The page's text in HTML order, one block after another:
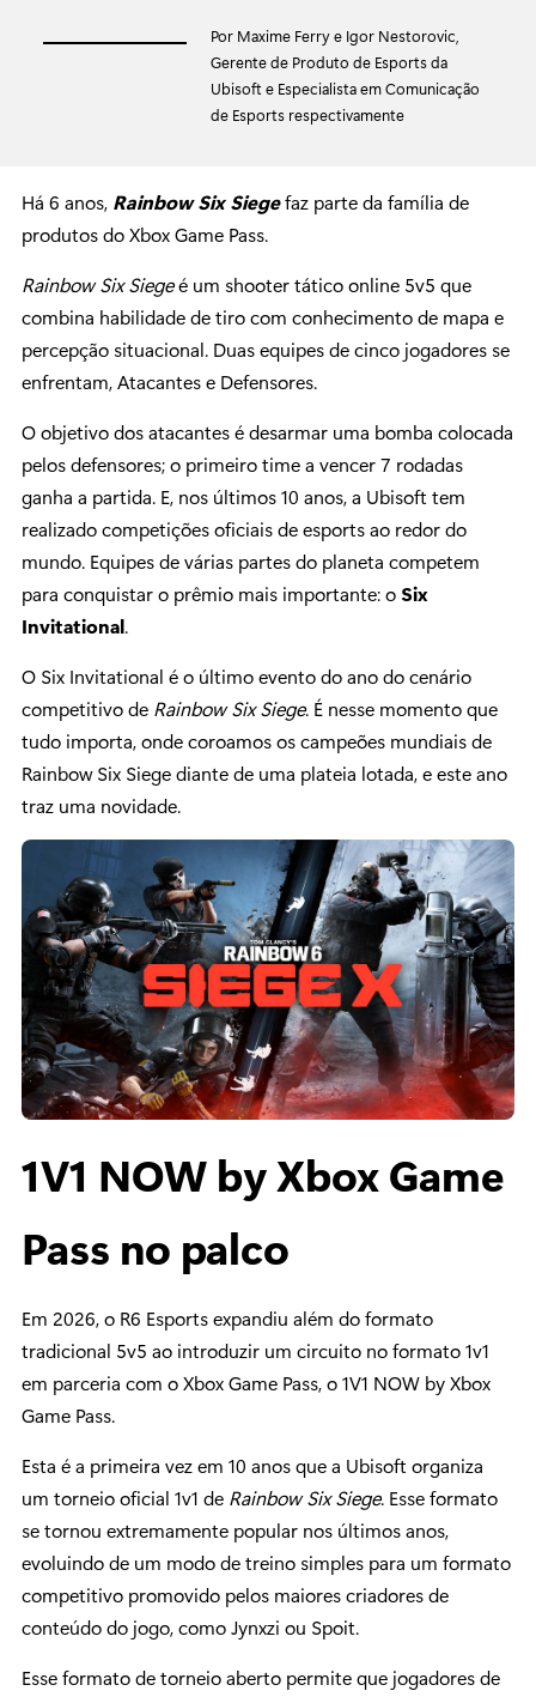
Por Maxime Ferry e Igor Nestorovic,
Gerente de Produto de Esports da
Ubisoft e Especialista em Comunicação
de Esports respectivamente
Há 6 anos, Rainbow Six Siegefaz parte da família de
produtos do Xbox Game Pass.
Rainbow Six Siegeé um shooter tático online 5v5 que
combina habilidade de tiro com conhecimento de mapa e
percepção situacional. Duas equipes de cinco jogadores se
enfrentam, Atacantes e Defensores.
O objetivo dos atacantes é desarmar uma bomba colocada
pelos defensores; o primeiro time a vencer 7 rodadas
ganha a partida. E, nos últimos 10 anos, a Ubisoft tem
realizado competições oficiais de esports ao redor do
mundo. Equipes de várias partes do planeta competem
para conquistar o prêmio mais importante: oSix
Invitational.
O Six Invitational é o último evento do ano do cenário
competitivo de Rainbow Six Siege. É nesse momento que
tudo importa, onde coroamos os campeões mundiais de
Rainbow Six Siege diante de uma plateia lotada, e este ano
traz uma novidade.
1V1 NOW by Xbox Game
Pass no palco
Em 2026, o R6 Esports expandiu além do formato
tradicional 5v5 ao introduzir um circuito no formato 1v1
em parceria com o Xbox Game Pass, o 1V1 NOW by Xbox
Game Pass.
Esta é a primeira vez em 10 anos que a Ubisoft organiza
um torneio oficial 1v1 de Rainbow Six Siege. Esse formato
se tornou extremamente popular nos últimos anos,
evoluindo de um modo de treino simples para um formato
competitivo promovido pelos maiores criadores de
conteúdo do jogo, como Jynxzi ou Spoit.
Esse formato de torneio aberto permite que jogadores de